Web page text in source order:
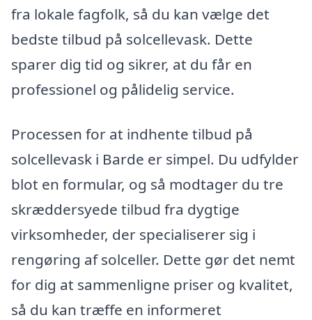
fra lokale fagfolk, så du kan vælge det
bedste tilbud på solcellevask. Dette
sparer dig tid og sikrer, at du får en
professionel og pålidelig service.
Processen for at indhente tilbud på
solcellevask i Barde er simpel. Du udfylder
blot en formular, og så modtager du tre
skræddersyede tilbud fra dygtige
virksomheder, der specialiserer sig i
rengøring af solceller. Dette gør det nemt
for dig at sammenligne priser og kvalitet,
så du kan træffe en informeret